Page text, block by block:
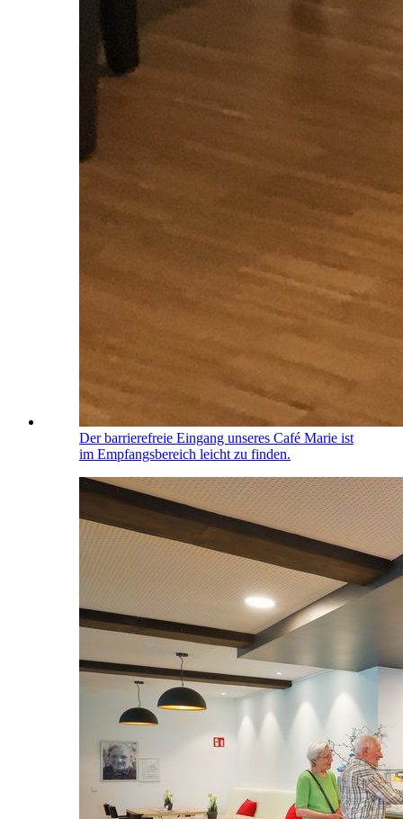
Der barrierefreie Eingang unseres Café Marie ist
im Empfangsbereich leicht zu finden.